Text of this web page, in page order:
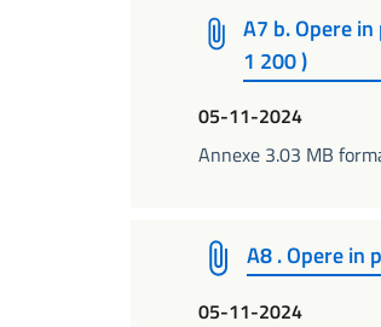
A7 b. Opere
1 200 )
05-11-2024
Annexe 3.03 MB
A8 . Opere in
05-11-2024